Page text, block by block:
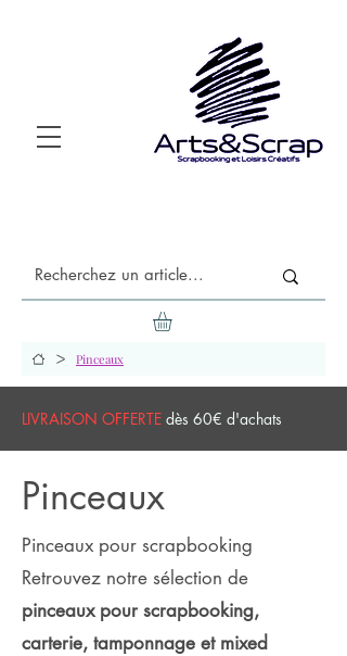
> Pinceaux
LIVRAISON OFFERTE dès 60€ d'achats
Pinceaux
Pinceaux pour scrapbooking
Retrouvez notre sélection de
pinceaux pour scrapbooking,
carterie, tamponnage et mixed